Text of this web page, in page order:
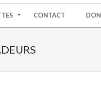
CONTACT